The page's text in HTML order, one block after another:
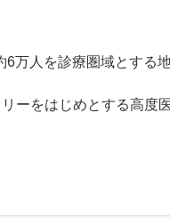
万人を診療圏域とする
ーをはじめとする高度